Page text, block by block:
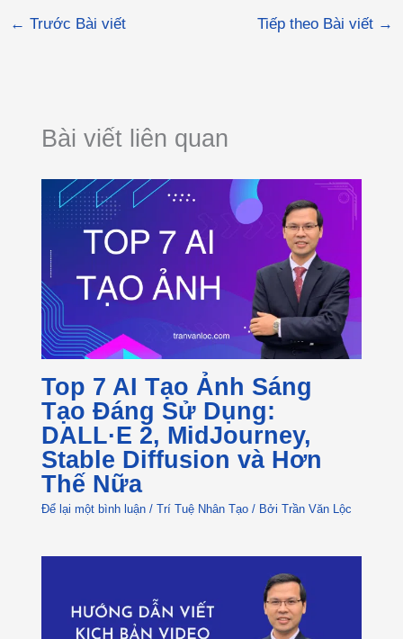
← Trước Bài viết Tiếp theo Bài viết →
Bài viết liên quan
Top 7 AI Tạo Ảnh Sáng
Tạo Đáng Sử Dụng:
DALL·E 2, MidJourney,
Stable Diffusion và Hơn
Thế Nữa
Để lại một bình luận /Trí Tuệ Nhân Tạo / BởiTrần Văn Lộc